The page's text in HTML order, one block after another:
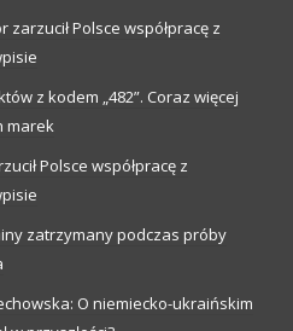
Polsce współpracę z
z kodem „482”. Coraz więcej
marek
Polsce współpracę z
zatrzymany podczas próby
O niemiecko-ukraińskim